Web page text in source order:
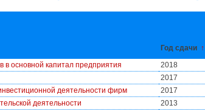
Год сдачи ↑
в основной капитал предприятия 2018
2017
деятельности фирм 2017
деятельности 2013